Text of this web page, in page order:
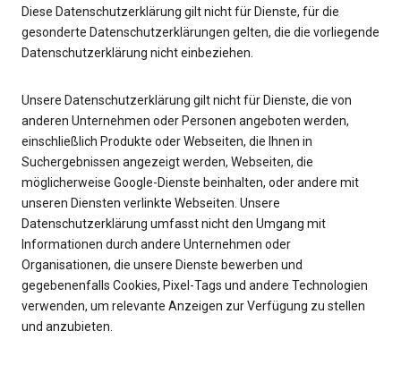
Diese Datenschutzerklärung gilt nicht für Dienste, für die
gesonderte Datenschutzerklärungen gelten, die die vorliegende
Datenschutzerklärung nicht einbeziehen.
Unsere Datenschutzerklärung gilt nicht für Dienste, die von
anderen Unternehmen oder Personen angeboten werden,
einschließlich Produkte oder Webseiten, die Ihnen in
Suchergebnissen angezeigt werden, Webseiten, die
möglicherweise Google-Dienste beinhalten, oder andere mit
unseren Diensten verlinkte Webseiten. Unsere
Datenschutzerklärung umfasst nicht den Umgang mit
Informationen durch andere Unternehmen oder
Organisationen, die unsere Dienste bewerben und
gegebenenfalls Cookies, Pixel-Tags und andere Technologien
verwenden, um relevante Anzeigen zur Verfügung zu stellen
und anzubieten.